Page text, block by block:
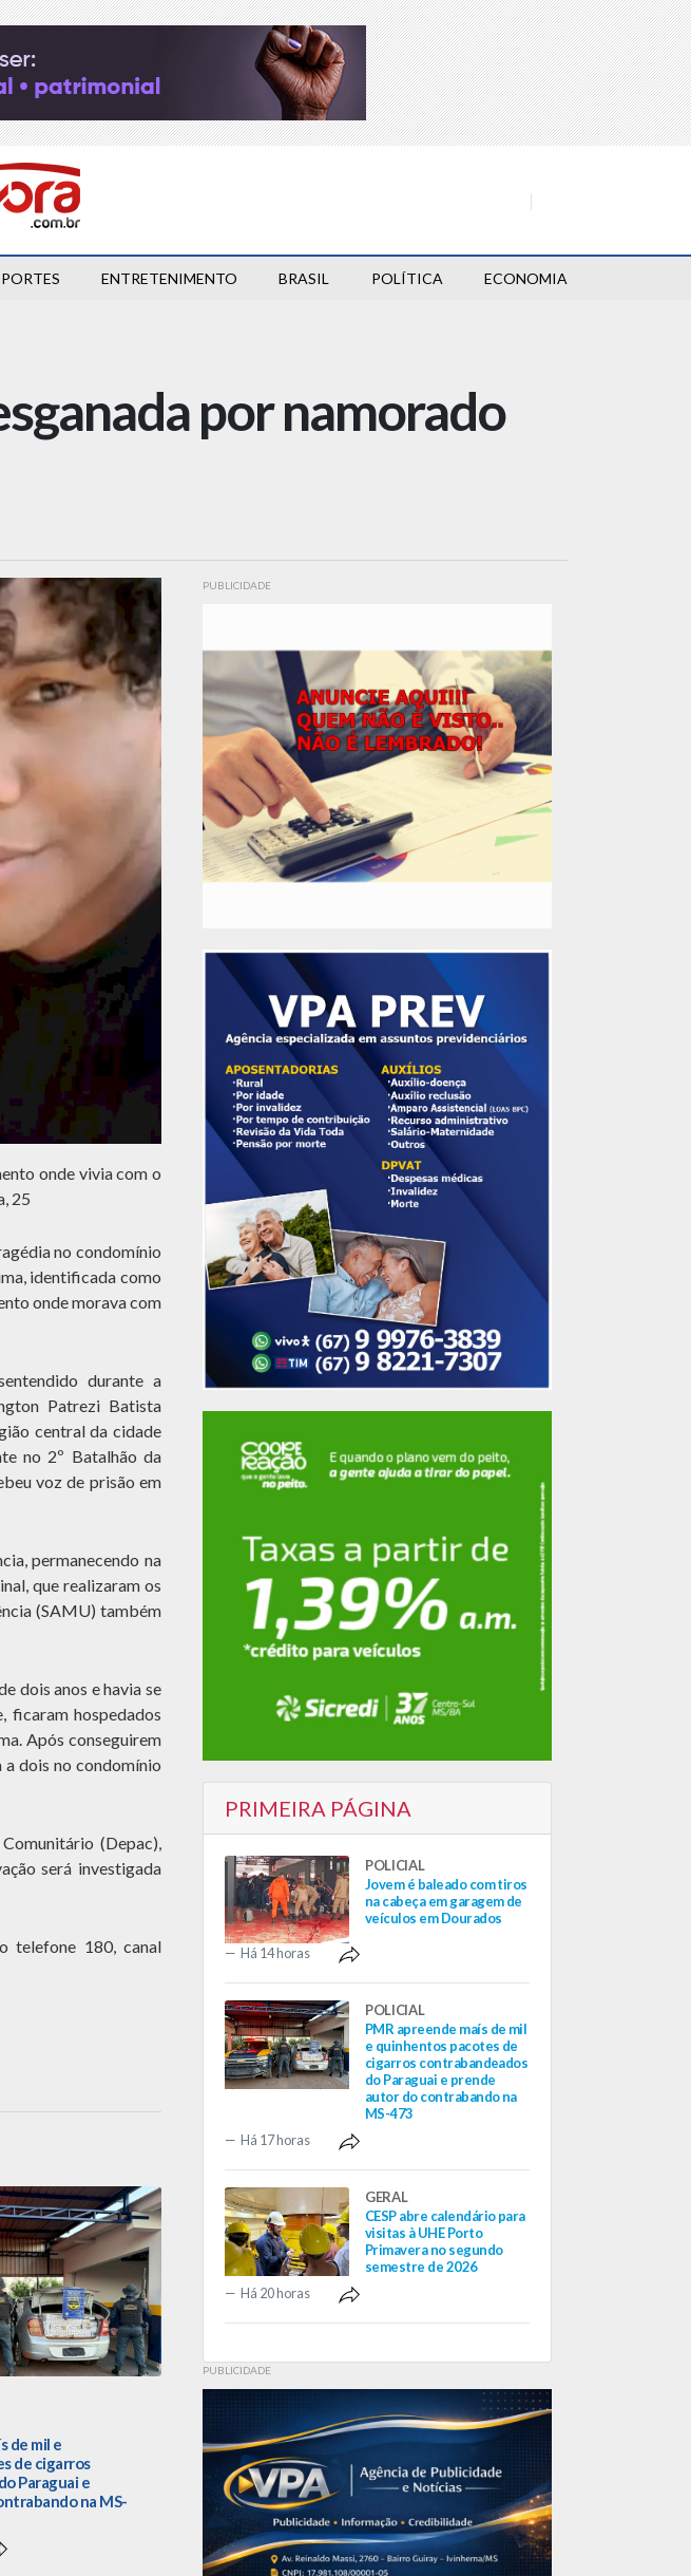
ENTRETENIMENTO BRASIL POLÍTICA ECONOMIA
por namorado
onde vivia com o
25
no condomínio
identificada como
onde morava com
durante a
Patrezi Batista
central da cidade
no 2º Batalhão da
voz de prisão em
permanecendo na
que realizaram os
(SAMU) também
dois anos e havia se
ficaram hospedados
Após conseguirem
dois no condomínio
(Depac),
será investigada
telefone 180, canal
de mil e
de cigarros
Paraguai e
na MS-
PUBLICIDADE
PRIMEIRA PÁGINA
POLICIAL
Jovem é baleado com tiros
na cabeça em garagem de
veículos em Dourados
Há 14 horas
POLICIAL
PMR apreende maís de mil
e quinhentos pacotes de
cigarros contrabandeados
do Paraguai e prende
autor do contrabando na
MS-473
Há 17 horas
GERAL
CESP abre calendário para
visitas à UHE Porto
Primavera no segundo
semestre de 2026
Há 20 horas
PUBLICIDADE